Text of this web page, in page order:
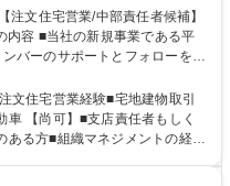
バーのサポートとフォローを担
店されるお客様また周辺の業者
理■
イルは、当社独自のマニュア
を目指して頂きます。またマー
文住宅営業経験■宅地建物取引
【尚可】■支店責任者もしく
ある方■組織マネジメントの経験